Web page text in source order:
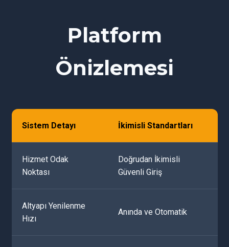
Platform
Önizlemesi
Sistem Detayı İkimisli Standartları
Hizmet Odak
Noktası
Doğrudan İkimisli
Güvenli Giriş
Altyapı Yenilenme
Hızı
Anında ve Otomatik